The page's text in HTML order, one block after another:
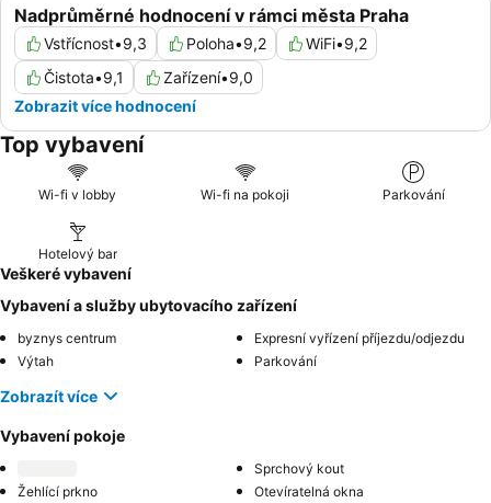
Nadprůměrné hodnocení v rámci města Praha
Vstřícnost•9,3 Poloha•9,2 WiFi•9,2
Čistota•9,1 Zařízení•9,0
Zobrazit více hodnocení
Top vybavení
Wi-fi v lobby Wi-fi na pokoji Parkování
Hotelový bar
Veškeré vybavení
Vybavení a služby ubytovacího zařízení
byznys centrum
Expresní vyřízení příjezdu/odjezdu
Výtah
Parkování
Zobrazít více
Vybavení pokoje
Sprchový kout
Žehlící prkno
Otevíratelná okna